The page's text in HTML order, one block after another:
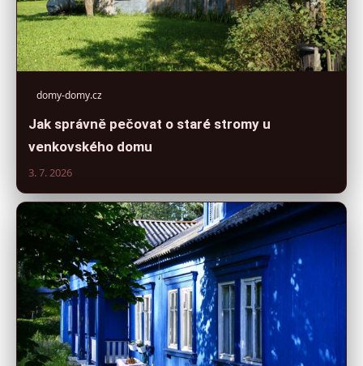
domy-domy.cz
Jak správně pečovat o staré stromy u
venkovského domu
3. 7. 2026